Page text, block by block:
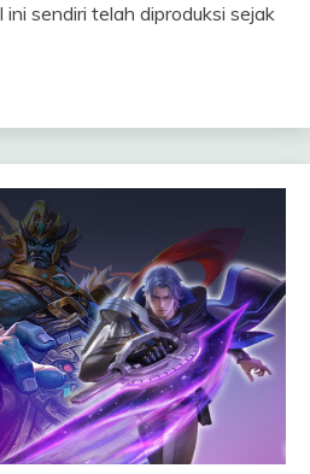
ini sendiri telah diproduksi sejak